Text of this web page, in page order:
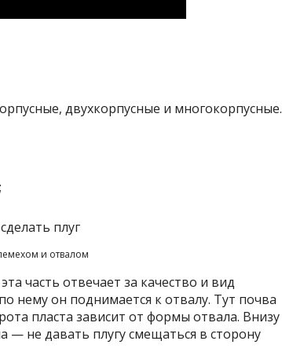
двухкорпусные и многокорпусные.
и отвалом
часть отвечает за качество и вид
нему он поднимается к отвалу. Тут почва
пласта зависит от формы отвала. Внизу
— не давать плугу смещаться в сторону